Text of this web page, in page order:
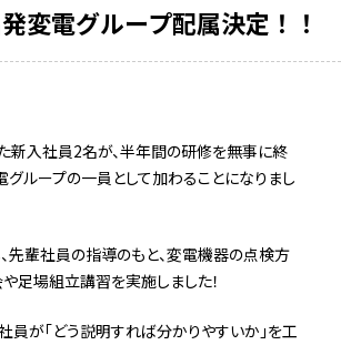
変電グループ配属決定！！
新入社員2名が、半年間の研修を無事に終
グループの一員として加わることになりまし
先輩社員の指導のもと、変電機器の点検方
足場組立講習を実施しました！
員が「どう説明すれば分かりやすいか」を工